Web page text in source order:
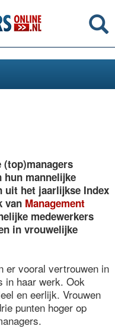
(top)managers
hun mannelijke
uit het jaarlijkse Index
van Management
medewerkers
in vrouwelijke
er vooral vertrouwen in
in haar werk. Ook
en eerlijk. Vrouwen
punten hoger op